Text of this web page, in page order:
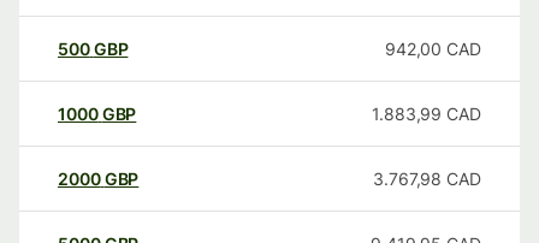
500GBP 942,00 CAD
1000GBP 1.883,99 CAD
2000GBP 3.767,98 CAD